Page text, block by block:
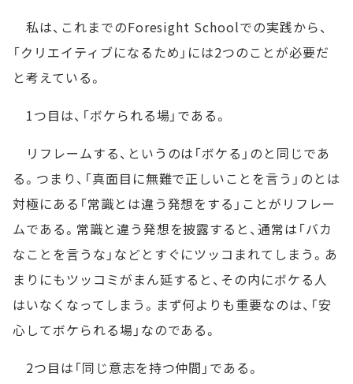
私は、これまでのForesight Schoolでの実践から、
「クリエイティブになるため」には2つのことが必要だ
と考えている。
1つ目は、「ボケられる場」である。
リフレームする、というのは「ボケる」のと同じであ
る。つまり、「真面目に無難で正しいことを言う」のとは
対極にある「常識とは違う発想をする」ことがリフレー
ムである。常識と違う発想を披露すると、通常は「バカ
なことを言うな」などとすぐにツッコまれてしまう。あ
まりにもツッコミがまん延すると、その内にボケる人
はいなくなってしまう。まず何よりも重要なのは、「安
心してボケられる場」なのである。
2つ目は「同じ意志を持つ仲間」である。